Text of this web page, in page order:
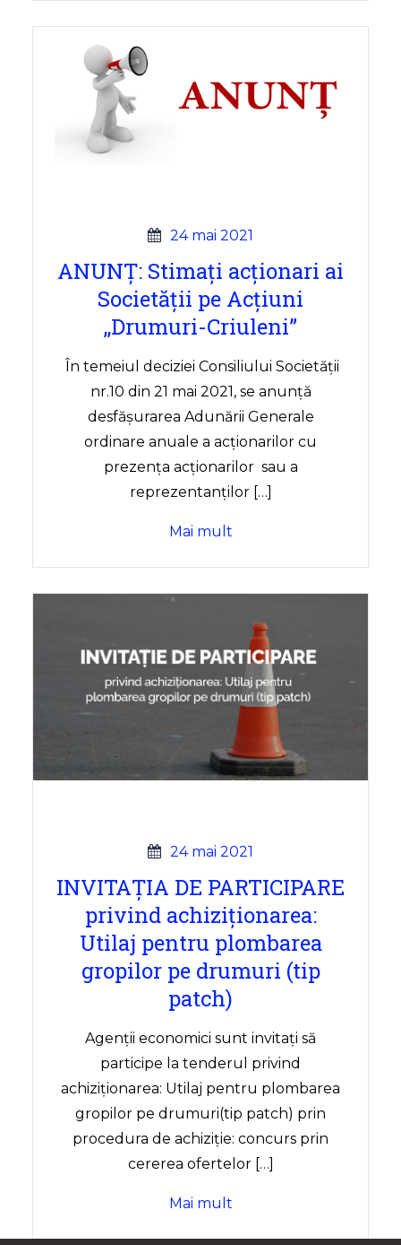
24 mai 2021
ANUNȚ: Stimați acționari ai
Societății pe Acțiuni
,,Drumuri-Criuleni”
În temeiul deciziei Consiliului Societății
nr.10 din 21 mai 2021, se anunță
desfășurarea Adunării Generale
ordinare anuale a acționarilor cu
prezența acționarilor sau a
reprezentanților […]
Mai mult
24 mai 2021
INVITAȚIA DE PARTICIPARE
privind achiziționarea:
Utilaj pentru plombarea
gropilor pe drumuri (tip
patch)
Agenții economici sunt invitați să
participe la tenderul privind
achiziționarea: Utilaj pentru plombarea
gropilor pe drumuri(tip patch) prin
procedura de achiziție: concurs prin
cererea ofertelor […]
Mai mult